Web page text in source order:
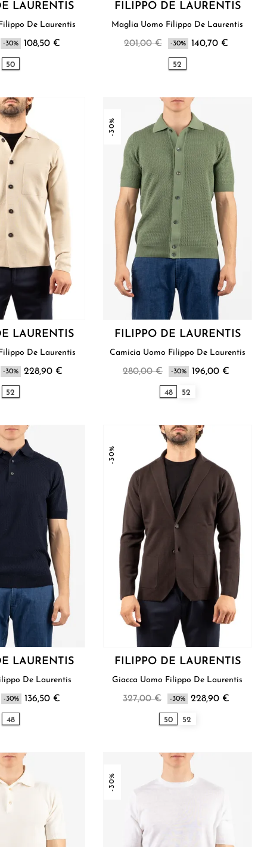
LAURENTIS
Shirt Uomo Filippo De Laurentis
-30% 108,50 €
50
FILIPPO DE LAURENTIS
Maglia Uomo Filippo De Laurentis
201,00 € -30% 140,70 €
52
LAURENTIS
Giacca Uomo Filippo De Laurentis
-30% 228,90 €
52
-30%
FILIPPO DE LAURENTIS
Camicia Uomo Filippo De Laurentis
280,00 € -30% 196,00 €
48 52
LAURENTIS
Uomo Filippo De Laurentis
-30% 136,50 €
48
-30%
FILIPPO DE LAURENTIS
Giacca Uomo Filippo De Laurentis
327,00 € -30% 228,90 €
50 52
-30%